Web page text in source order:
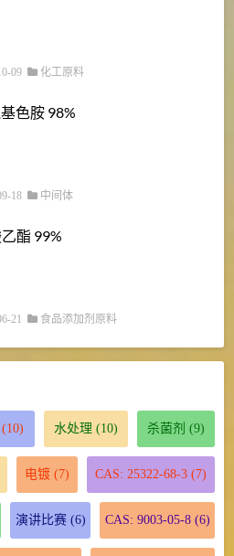
09 化工原料
色胺 98%
18 中间体
酯 99%
21 食品添加剂原料
(10) 水处理 (10) 杀菌剂 (9)
电镀 (7) CAS: 25322-68-3 (7)
演讲比赛(6) CAS: 9003-05-8(6)